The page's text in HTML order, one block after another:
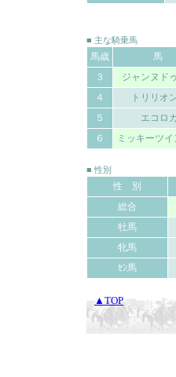
■ 主な騎乗馬
馬歳
３
ジャンヌド
４
トリリオ
５
エコロ
６
ミッキーツ
■ 性別
性 別
総合
牡馬
牝馬
ｾﾝ馬
▲TOP